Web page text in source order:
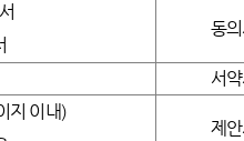
동의
서
지 이내)
제안